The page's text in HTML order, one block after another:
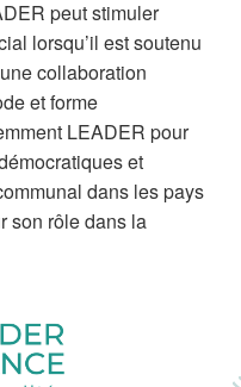
peut stimuler
lorsqu’il est soutenu
collaboration
et forme
LEADER pour
et
dans les pays
son rôle dans la